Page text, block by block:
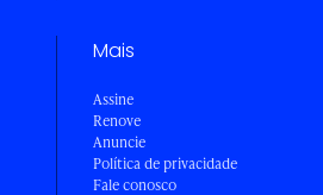
Mais
Assine
Renove
Anuncie
Política de privacidade
Fale conosco